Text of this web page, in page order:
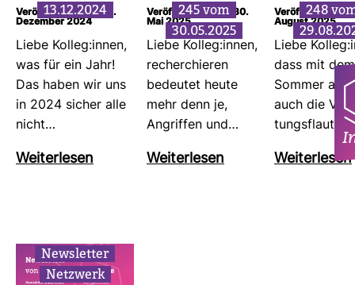
13.12.2024
Veröffentlicht am: 13.
Dezember 2024
Liebe Kolleg:innen,
was für ein Jahr!
Das haben wir uns
in 2024 sicher alle
nicht…
Wei­ter­lesen
245 vom
30.05.2025
Veröffentlicht am: 30.
Mai 2025
Liebe Kolleg:innen,
recher­chieren
bedeutet heute
mehr denn je,
Angriffen und…
Wei­ter­lesen
248
Veröffentlicht
August 2025
Liebe
dass mit dem
Sommer
auch die
tungs­flaute…
Wei­ter­lesen
News­letter
Netz­werk